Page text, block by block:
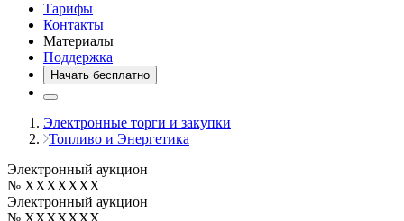
Тарифы
Контакты
Материалы
Поддержка
Начать бесплатно
Электронные торги и закупки
Топливо и Энергетика
Электронный аукцион
№ XXXXXXX
Электронный аукцион
№ XXXXXXX